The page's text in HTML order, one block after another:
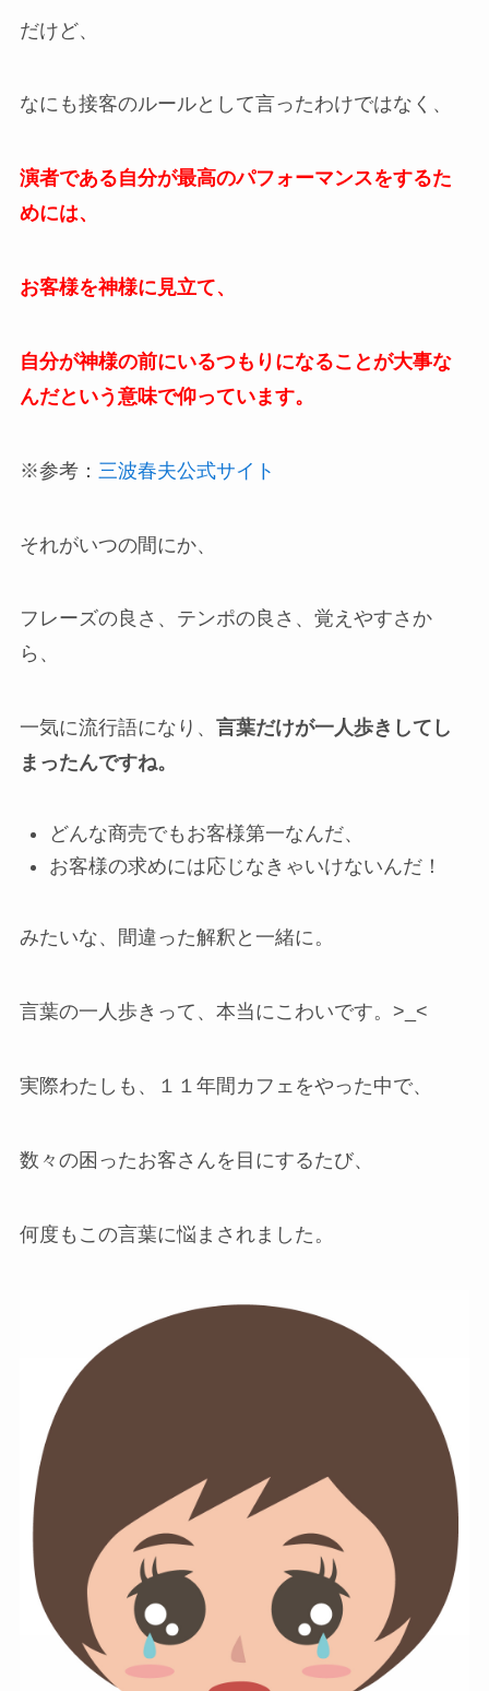
だけど、
なにも接客のルールとして言ったわけではなく、
演者である自分が最高のパフォーマンスをするた
めには、
お客様を神様に見立て、
自分が神様の前にいるつもりになることが大事な
んだという意味で仰っています。
※参考： 三波春夫公式サイト
それがいつの間にか、
フレーズの良さ、テンポの良さ、覚えやすさか
ら、
一気に流行語になり、 言葉だけが一人歩きしてし
まったんですね。
どんな商売でもお客様第一なんだ、
お客様の求めには応じなきゃいけないんだ！
みたいな、間違った解釈と一緒に。
言葉の一人歩きって、本当にこわいです。>_<
実際わたしも、１１年間カフェをやった中で、
数々の困ったお客さんを目にするたび、
何度もこの言葉に悩まされました。